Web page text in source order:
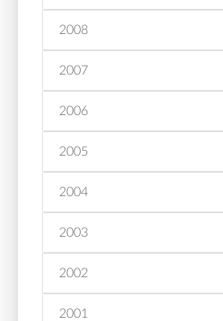
2008
2007
2006
2005
2004
2003
2002
2001